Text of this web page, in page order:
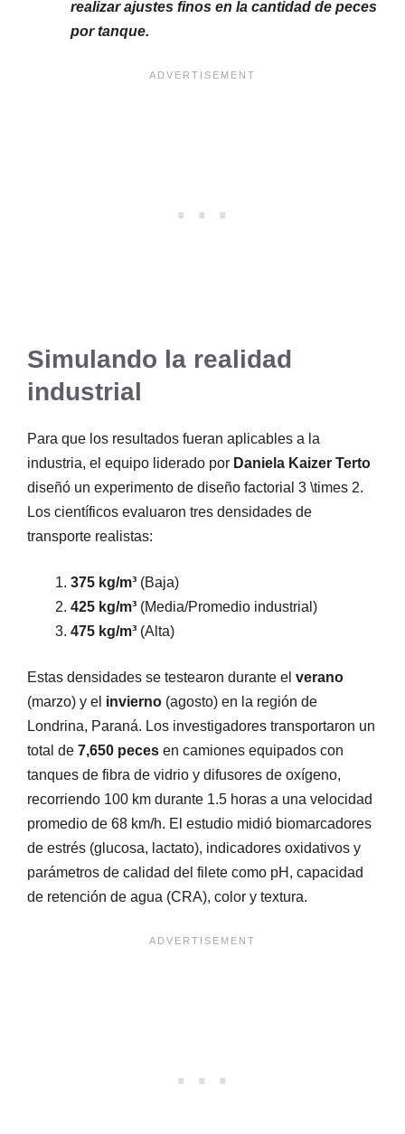
realizar ajustes finos en la cantidad de peces
por tanque.
Simulando la realidad
industrial
Para que los resultados fueran aplicables a la
industria, el equipo liderado por Daniela Kaizer Terto
diseñó un experimento de diseño factorial 3 \times 2.
Los científicos evaluaron tres densidades de
transporte realistas:
375 kg/m³ (Baja)
425 kg/m³ (Media/Promedio industrial)
475 kg/m³ (Alta)
Estas densidades se testearon durante el verano
(marzo) y el invierno (agosto) en la región de
Londrina, Paraná. Los investigadores transportaron un
total de 7,650 peces en camiones equipados con
tanques de fibra de vidrio y difusores de oxígeno,
recorriendo 100 km durante 1.5 horas a una velocidad
promedio de 68 km/h. El estudio midió biomarcadores
de estrés (glucosa, lactato), indicadores oxidativos y
parámetros de calidad del filete como pH, capacidad
de retención de agua (CRA), color y textura.